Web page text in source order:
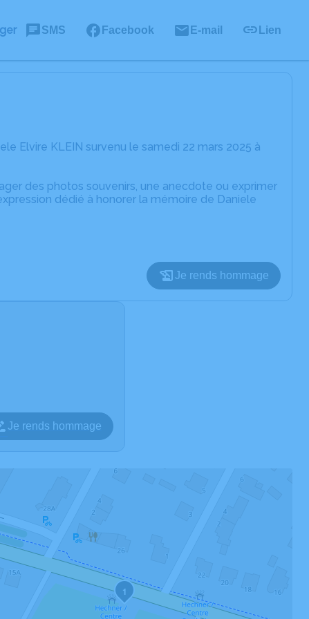
SMS Facebook E-mail Lien
Elvire KLEIN survenu le samedi 22 mars 2025 à
des photos souvenirs, une anecdote ou exprimer
dédié à honorer la mémoire de Daniele
Je rends hommage
Je rends hommage
1